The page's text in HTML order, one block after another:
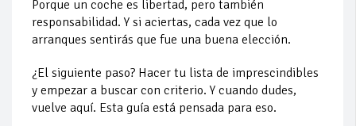
Porque un coche es libertad, pero también
responsabilidad. Y si aciertas, cada vez que lo
arranques sentirás que fue una buena elección.
¿El siguiente paso? Hacer tu lista de imprescindibles
y empezar a buscar con criterio. Y cuando dudes,
vuelve aquí. Esta guía está pensada para eso.